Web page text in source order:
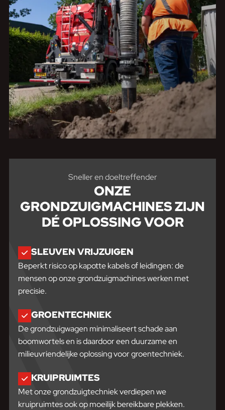
Sneller en doeltreffender
ONZE
GRONDZUIGMACHINES ZIJN
DÉ OPLOSSING VOOR
SLEUVEN VRIJZUIGEN
Beperkt risico op kapotte kabels of leidingen: de
mensen op onze grondzuigmachines werken met
precisie.
GROENTECHNIEK
De grondzuigwagen minimaliseert schade aan
boomwortels en is daardoor een duurzame en
milieuvriendelijke oplossing voor groentechniek.
KRUIPRUIMTES
Met onze grondzuigtechniek verdiepen we
kruipruimtes ook op moeilijk bereikbare plekken.